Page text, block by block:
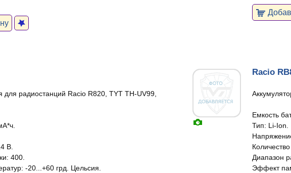
для радиостанций Racio R820, TYT TH-UV99,
В.
400.
-20...+60 грд. Цельсия.
Racio
Емкость
Тип: Li-Ion.
Диапазон
Эффект